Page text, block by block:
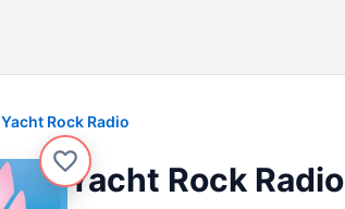
Yacht Rock Radio
Yacht Rock Radio